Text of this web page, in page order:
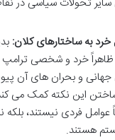
به ساختارهای کلان:
ظاهراً خرد و شخصی ترامپ
جهانی و بحران های آن
این نکته کمک می
عوامل فردی نیستند، بلکه
هستند.